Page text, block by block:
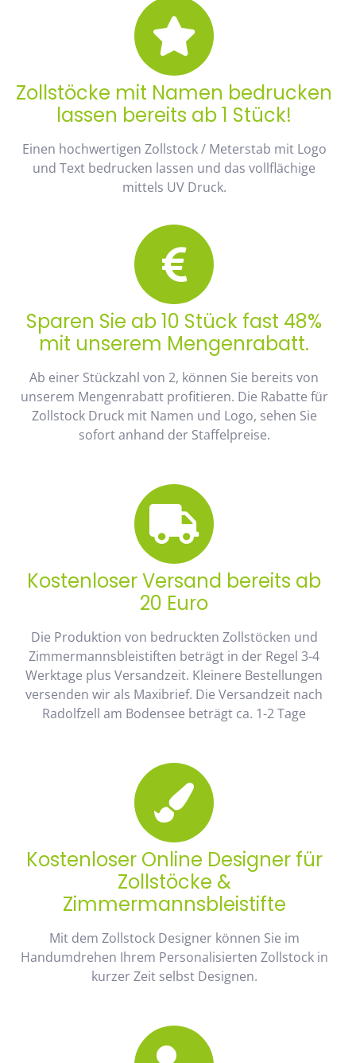
Zollstöcke mit Namen bedrucken
lassen bereits ab 1 Stück!
Einen hochwertigen Zollstock / Meterstab mit Logo
und Text bedrucken lassen und das vollflächige
mittels UV Druck.
Sparen Sie ab 10 Stück fast 48%
mit unserem Mengenrabatt.
Ab einer Stückzahl von 2, können Sie bereits von
unserem Mengenrabatt profitieren. Die Rabatte für
Zollstock Druck mit Namen und Logo, sehen Sie
sofort anhand der Staffelpreise.
Kostenloser Versand bereits ab
20 Euro
Die Produktion von bedruckten Zollstöcken und
Zimmermannsbleistiften beträgt in der Regel 3-4
Werktage plus Versandzeit. Kleinere Bestellungen
versenden wir als Maxibrief. Die Versandzeit nach
Radolfzell am Bodensee beträgt ca. 1-2 Tage
Kostenloser Online Designer für
Zollstöcke &
Zimmermannsbleistifte
Mit dem Zollstock Designer können Sie im
Handumdrehen Ihrem Personalisierten Zollstock in
kurzer Zeit selbst Designen.